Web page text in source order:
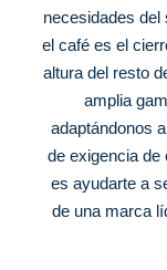
necesidades del
el café es el
altura del resto
amplia
adaptándonos
de exigencia
es ayudarte a
de una marca